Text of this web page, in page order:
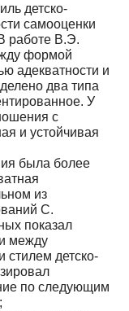
детско-
самооценки
работе В.Э.
формой
адекватности и
два типа
У
с
и устойчивая
была более
из
С.
показал
между
стилем детско-
по следующим